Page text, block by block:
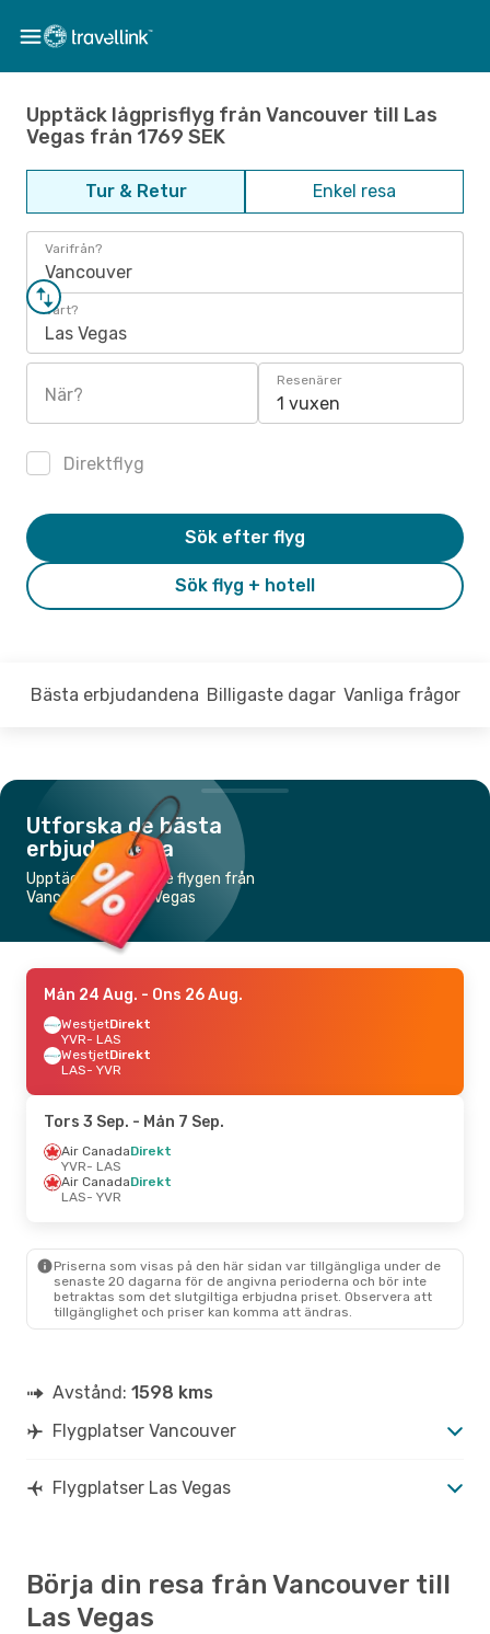
Upptäck lågprisflyg från Vancouver till Las
Vegas från 1769 SEK
Tur & Retur Enkel resa
Varifrån?
Vancouver
Vart?
Las Vegas
När?
Resenärer
1 vuxen
Direktflyg
Sök flyg + hotell
Sök efter flyg
Bästa erbjudandena Billigaste dagar Vanliga frågor
Utforska de bästa
erbjudandena
Upptäck de billigaste flygen från
Vancouver till Las Vegas
Mån 24 Aug. - Ons 26 Aug.
WestjetDirekt
YVR- LAS
WestjetDirekt
LAS- YVR
Tors 3 Sep. - Mån 7 Sep.
Air CanadaDirekt
YVR- LAS
Air CanadaDirekt
LAS- YVR
Priserna som visas på den här sidan var tillgängliga under de
senaste 20 dagarna för de angivna perioderna och bör inte
betraktas som det slutgiltiga erbjudna priset. Observera att
tillgänglighet och priser kan komma att ändras.
Avstånd: 1598 kms
Flygplatser Vancouver
Flygplatser Las Vegas
Börja din resa från Vancouver till
Las Vegas